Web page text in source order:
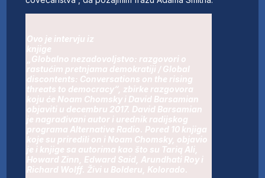
Ovo je intervju iz
knjige
„Globalno nezadovoljstvo: razgovori o
rastućim pretnjama demokratiji / Global
discontents: Conversations on the rising
threats to democracy“, zbirke razgovora
koju će Noam Chomsky i David Barsamian
objaviti u decembru 2017. David Barsamian
je nagrađivani autor i urednik radijskog
programa Alternative Radio. Pored 10 knjiga
koje su priredili on i Noam Chomsky, objavio
je i knjige sa autorima kao što su Tariq Ali,
Howard Zinn, Edward Said, Arundhati Roy i
Richard Wolff. Živi u Bolderu, Kolorado.